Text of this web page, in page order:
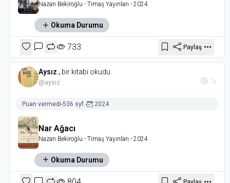
Nazan Bekiroğlu - Timaş Yayınları - 2024
Okuma Durumu
733 Paylaş
Aysız , bir kitabı okudu.
@aysiz 7a
Puan vermedi-536 syf.- 2024
Nar Ağacı
Nazan Bekiroğlu - Timaş Yayınları - 2024
Okuma Durumu